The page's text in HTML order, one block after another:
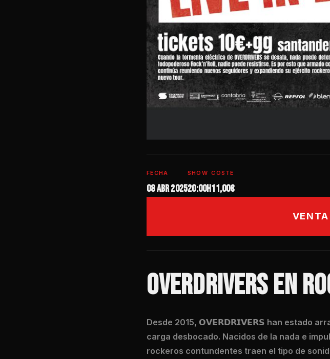
FECHA
08 abr 2025
SHOW
20:00h
COSTE
11,00€
OVERDRIVERS EN
Desde 2015, 𝗢𝗩𝗘𝗥𝗗𝗥𝗜𝗩𝗘𝗥𝗦 han estado
carga desbocado. Nacidos de la nada e
rockeros contundentes traen el tipo de